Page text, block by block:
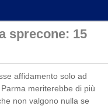
sprecone: 15
affidamento solo ad
meriterebbe di più
non valgono nulla se